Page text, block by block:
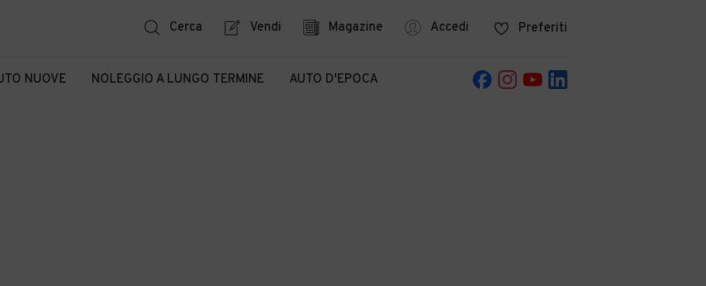
Cerca Vendi Magazine Accedi Preferiti
NUOVE NOLEGGIO A LUNGO TERMINE AUTO D'EPOCA